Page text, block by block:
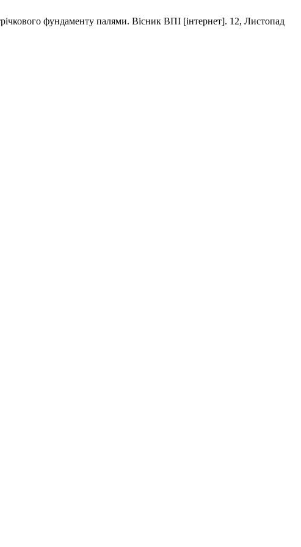
фундаменту палями. Вісник ВПІ [інтернет]. 12, Листопад